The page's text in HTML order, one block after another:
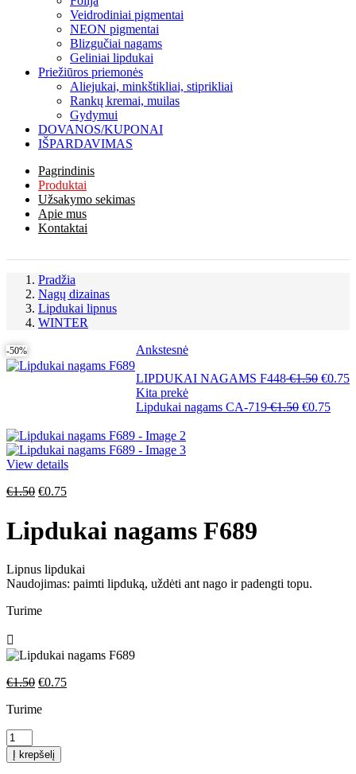
Veidrodiniai pigmentai
NEON pigmentai
Blizgučiai nagams
Geliniai lipdukai
Priežiūros priemonės
Aliejukai, minkštikliai, stiprikliai
Rankų kremai, muilas
Gydymui
DOVANOS/KUPONAI
IŠPARDAVIMAS
Pagrindinis
Produktai
Užsakymo sekimas
Apie mus
Kontaktai
Pradžia
Nagų dizainas
Lipdukai lipnus
WINTER
Ankstesnė
LIPDUKAI NAGAMS F448Original
was:
€1.50Current
is:
€0.75
Kita prekė
Lipdukai nagams CA-719Original
€1.50Current
€0.75
-50%
View details
Original
was:
€1.50.
€1.50Current
€1.50.
€0.75
Lipdukai nagams F689
Lipnus lipdukai
Naudojimas: paimti lipduką, uždėti ant nago ir padengti topu.
Turime
Original
was:
€1.50Current
is:
€0.75
Turime
produkto
kiekis:
Lipdukai
Į krepšelį